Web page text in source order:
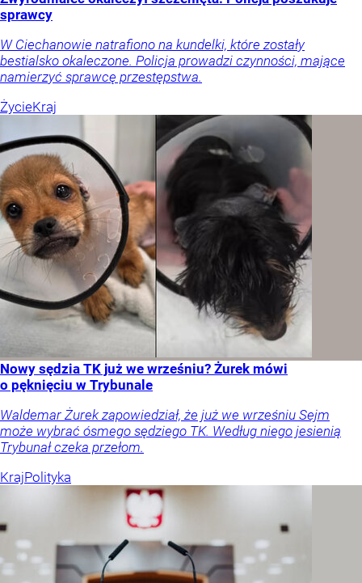
sprawcy
W Ciechanowie natrafiono na kundelki, które zostały
bestialsko okaleczone. Policja prowadzi czynności, mające
namierzyć sprawcę przestępstwa.
ŻycieKraj
Nowy sędzia TK już we wrześniu? Żurek mówi
o pęknięciu w Trybunale
Waldemar Żurek zapowiedział, że już we wrześniu Sejm
może wybrać ósmego sędziego TK. Według niego jesienią
Trybunał czeka przełom.
KrajPolityka